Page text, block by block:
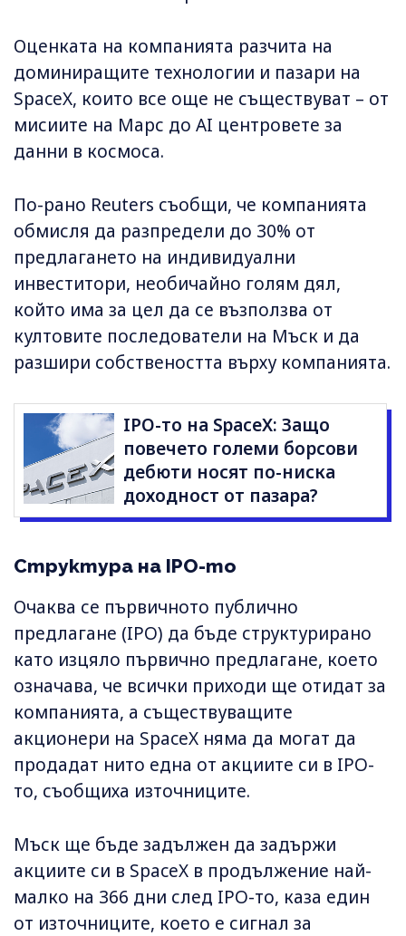
Оценката на компанията разчита на
доминиращите технологии и пазари на
SpaceX, които все още не съществуват – от
мисиите на Марс до AI центровете за
данни в космоса.
По-рано Reuters съобщи, че компанията
обмисля да разпредели до 30% от
предлагането на индивидуални
инвеститори, необичайно голям дял,
който има за цел да се възползва от
култовите последователи на Мъск и да
разшири собствеността върху компанията.
IPO-то на SpaceX: Защо
повечето големи борсови
дебюти носят по-ниска
доходност от пазара?
Структура на IPO-то
Очаква се първичното публично
предлагане (IPO) да бъде структурирано
като изцяло първично предлагане, което
означава, че всички приходи ще отидат за
компанията, а съществуващите
акционери на SpaceX няма да могат да
продадат нито една от акциите си в IPO-
то, съобщиха източниците.
Мъск ще бъде задължен да задържи
акциите си в SpaceX в продължение най-
малко на 366 дни след IPO-то, каза един
от източниците, което е сигнал за